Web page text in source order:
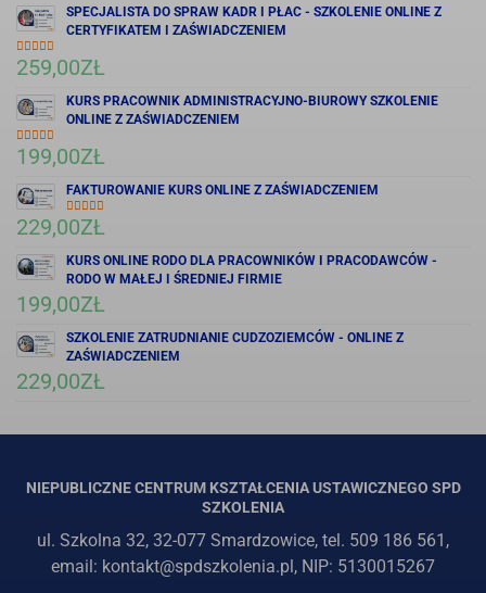
SPECJALISTA DO SPRAW KADR I PŁAC - SZKOLENIE ONLINE Z
CERTYFIKATEM I ZAŚWIADCZENIEM
OCENIONO
5.00NA 5
259,00ZŁ
KURS PRACOWNIK ADMINISTRACYJNO-BIUROWY SZKOLENIE
ONLINE Z ZAŚWIADCZENIEM
OCENIONO
5.00 NA 5
199,00ZŁ
FAKTUROWANIE KURS ONLINE Z ZAŚWIADCZENIEM
OCENIONO
5.00NA 5
229,00ZŁ
KURS ONLINE RODO DLA PRACOWNIKÓW I PRACODAWCÓW -
RODO W MAŁEJ I ŚREDNIEJ FIRMIE
199,00ZŁ
SZKOLENIE ZATRUDNIANIE CUDZOZIEMCÓW - ONLINE Z
ZAŚWIADCZENIEM
229,00ZŁ
NIEPUBLICZNE CENTRUM KSZTAŁCENIA USTAWICZNEGO SPD
SZKOLENIA
ul. Szkolna 32, 32-077 Smardzowice, tel. 509 186 561,
email: kontakt@spdszkolenia.pl, NIP: 5130015267